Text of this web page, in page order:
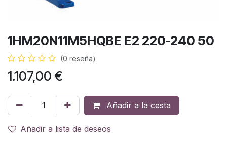
1HM20N11M5HQBE E2 220-240 50
(0 reseña)
1.107,00 €
Añadir a la cesta
Añadir a lista de deseos